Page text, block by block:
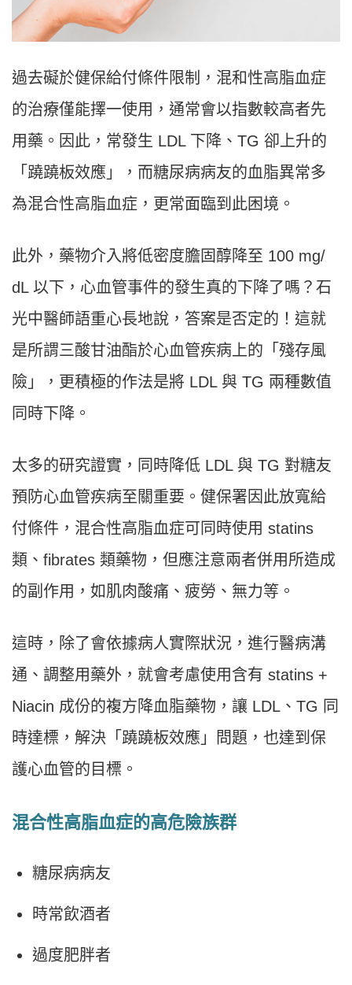
過去礙於健保給付條件限制，混和性高脂血症
的治療僅能擇一使用，通常會以指數較高者先
用藥。因此，常發生 LDL 下降、TG 卻上升的
「蹺蹺板效應」，而糖尿病病友的血脂異常多
為混合性高脂血症，更常面臨到此困境。
此外，藥物介入將低密度膽固醇降至 100 mg/
dL 以下，心血管事件的發生真的下降了嗎？石
光中醫師語重心長地說，答案是否定的！這就
是所謂三酸甘油酯於心血管疾病上的「殘存風
險」，更積極的作法是將 LDL 與 TG 兩種數值
同時下降。
太多的研究證實，同時降低 LDL 與 TG 對糖友
預防心血管疾病至關重要。健保署因此放寬給
付條件，混合性高脂血症可同時使用 statins
類、fibrates 類藥物，但應注意兩者併用所造成
的副作用，如肌肉酸痛、疲勞、無力等。
這時，除了會依據病人實際狀況，進行醫病溝
通、調整用藥外，就會考慮使用含有 statins +
Niacin 成份的複方降血脂藥物，讓 LDL、TG 同
時達標，解決「蹺蹺板效應」問題，也達到保
護心血管的目標。
混合性高脂血症的高危險族群
糖尿病病友
時常飲酒者
過度肥胖者